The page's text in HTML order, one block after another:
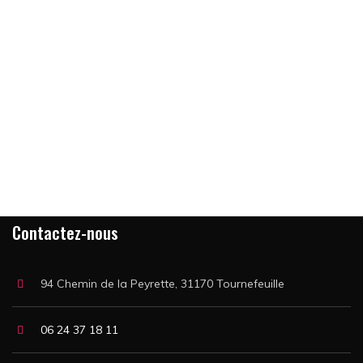
Contactez-nous
94 Chemin de la Peyrette, 31170 Tournefeuille
06 24 37 18 11